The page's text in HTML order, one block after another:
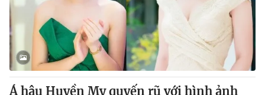
Á hậu Huyền My quyến rũ với hình ảnh